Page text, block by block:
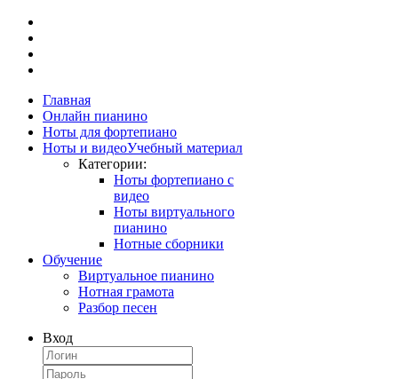
Главная
Онлайн пианино
Ноты для фортепиано
Ноты и видеоУчебный материал
Категории:
Ноты фортепиано с
видео
Ноты виртуального
пианино
Нотные сборники
Обучение
Виртуальное пианино
Нотная грамота
Разбор песен
Вход